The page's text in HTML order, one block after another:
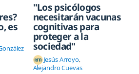
es
"Los psicólogos
necesitarán vacunas
cognitivas para
proteger a la
sociedad"
Jesús Arroyo
Alejandro Cuevas